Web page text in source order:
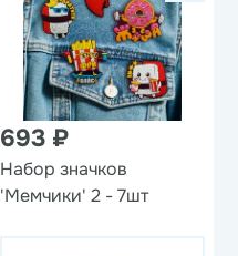
693 ₽
Набор значков
'Мемчики' 2 - 7шт